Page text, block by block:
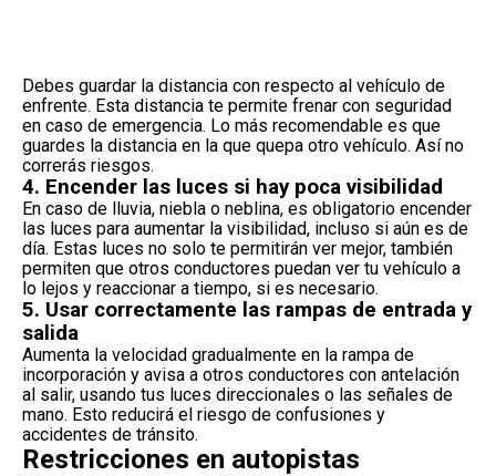
Debes guardar la distancia con respecto al vehículo de
enfrente. Esta distancia te permite frenar con seguridad
en caso de emergencia. Lo más recomendable es que
guardes la distancia en la que quepa otro vehículo. Así no
correrás riesgos.
4. Encender las luces si hay poca visibilidad
En caso de lluvia, niebla o neblina, es obligatorio encender
las luces para aumentar la visibilidad, incluso si aún es de
día. Estas luces no solo te permitirán ver mejor, también
permiten que otros conductores puedan ver tu vehículo a
lo lejos y reaccionar a tiempo, si es necesario.
5. Usar correctamente las rampas de entrada y
salida
Aumenta la velocidad gradualmente en la rampa de
incorporación y avisa a otros conductores con antelación
al salir, usando tus luces direccionales o las señales de
mano. Esto reducirá el riesgo de confusiones y
accidentes de tránsito.
Restricciones en autopistas